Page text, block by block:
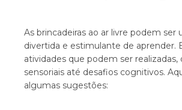
As brincadeiras ao ar livre podem ser
divertida e estimulante de aprender.
atividades que podem ser realizadas,
sensoriais até desafios cognitivos.
algumas sugestões: